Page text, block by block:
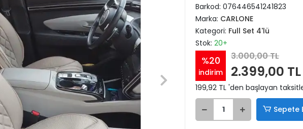
Barkod: 076446541241823
Marka: CARLONE
Kategori: Full Set 4'lü
Stok: 20+
%20
indirim
3.000,00 TL
2.399,00 TL
199,92 TL 'den başlayan
Sepete